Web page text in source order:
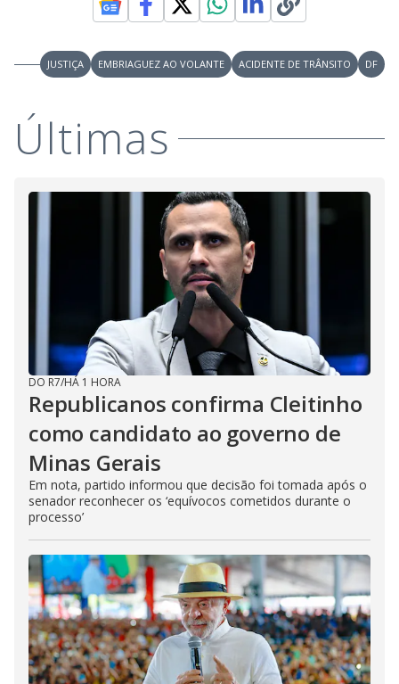
JUSTIÇA EMBRIAGUEZ AO VOLANTE ACIDENTE DE TRÂNSITO DF
Últimas
DO R7/HÁ 1 HORA
Republicanos confirma Cleitinho
como candidato ao governo de
Minas Gerais
Em nota, partido informou que decisão foi tomada após o
senador reconhecer os ‘equívocos cometidos durante o
processo’